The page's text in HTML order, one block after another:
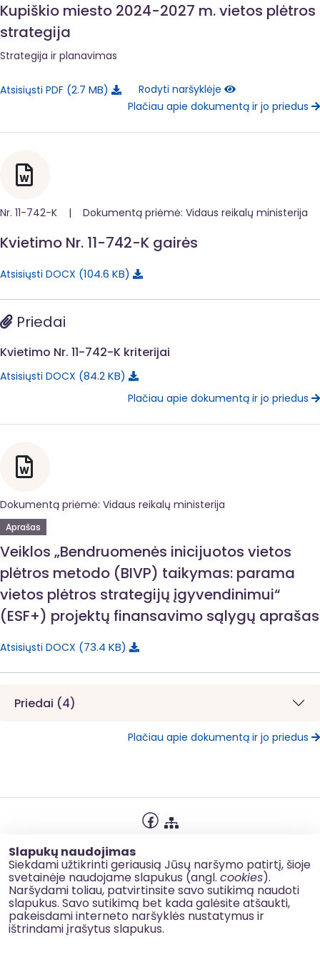
Slapukų naudojimas
Siekdami užtikrinti geriausią Jūsų naršymo patirtį, šioje
svetainėje naudojame slapukus (angl. cookies).
Naršydami toliau, patvirtinsite savo sutikimą naudoti
slapukus. Savo sutikimą bet kada galėsite atšaukti,
pakeisdami interneto naršyklės nustatymus ir
ištrindami įrašytus slapukus.
Kupiškio miesto 2024-2027 m. vietos plėtros
strategija
Strategija ir planavimas
Atsisiųsti PDF 2.7 MB
Rodyti naršyklėje
Plačiau apie dokumentą ir jo priedus
Nr. 11-742-K | Dokumentą priėmė: Vidaus reikalų ministerija
Kvietimo Nr. 11-742-K gairės
Atsisiųsti DOCX 104.6 KB
Priedai
Kvietimo Nr. 11-742-K kriterijai
Atsisiųsti DOCX 84.2 KB
Plačiau apie dokumentą ir jo priedus
Dokumentą priėmė: Vidaus reikalų ministerija
Aprašas
Veiklos „Bendruomenės inicijuotos vietos
plėtros metodo (BIVP) taikymas: parama
vietos plėtros strategijų įgyvendinimui“
(ESF+) projektų finansavimo sąlygų aprašas
Atsisiųsti DOCX 73.4 KB
Priedai (4)
Plačiau apie dokumentą ir jo priedus
Slapukų naudojimas
Korupcijos prevencija
Kontaktai